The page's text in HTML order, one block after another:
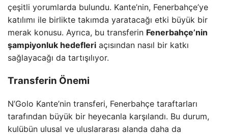
çeşitli yorumlarda bulundu. Kante’nin, Fenerbahçe’ye
katılımı ile birlikte takımda yaratacağı etki büyük bir
merak konusu. Ayrıca, bu transferin Fenerbahçe’nin
şampiyonluk hedefleri açısından nasıl bir katkı
sağlayacağı da tartışılıyor.
Transferin Önemi
N’Golo Kante’nin transferi, Fenerbahçe taraftarları
tarafından büyük bir heyecanla karşılandı. Bu durum,
kulübün ulusal ve uluslararası alanda daha da